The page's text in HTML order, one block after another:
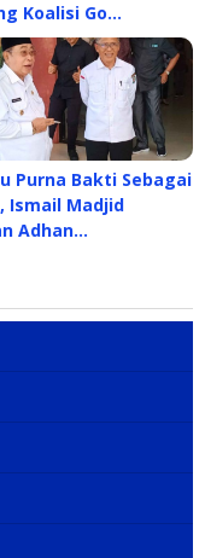
Koalisi Go…
Purna Bakti Sebagai
Ismail Madjid
Adhan…